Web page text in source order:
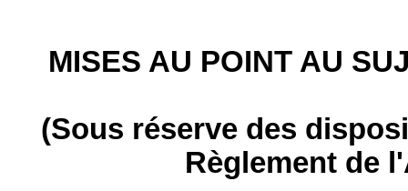
MISES AU POINT AU
(Sous réserve des
Règlement de